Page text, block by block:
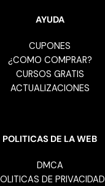
AYUDA
CUPONES
¿COMO COMPRAR?
CURSOS GRATIS
ACTUALIZACIONES
POLITICAS DE LA WEB
DMCA
DE PRIVACIDAD